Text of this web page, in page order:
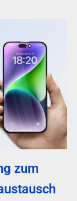
zum